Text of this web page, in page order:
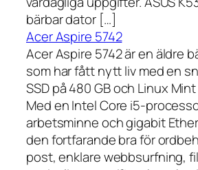
bärbar dator […]
Acer Aspire 5742
Acer Aspire 5742 är en äldre
som har fått nytt liv med en
SSD på 480 GB och Linux Mint
Med en Intel Core i5-
arbetsminne och gigabit
den fortfarande bra för
post, enklare webbsurfning,